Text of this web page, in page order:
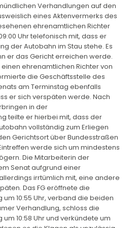
Verhandlungen auf den
eines Aktenvermerks des
ehrenamtlichen Richter
Uhr telefonisch mit, dass er
der Autobahn im Stau stehe. Es
er das Gericht erreichen werde.
ehrenamtlichen Richter von
die Geschäftsstelle des
am Terminstag ebenfalls
er sich verspäten werde. Nach
in der
teilte er hierbei mit, dass der
vollständig zum Erliegen
Gerichtsort über Bundesstraßen
werde sich um mindestens
Die Mitarbeiterin der
Senat aufgrund einer
irrtümlich mit, eine andere
Das FG eröffnete die
10:55 Uhr, verband die beiden
Verhandlung, schloss die
10:58 Uhr und verkündete um